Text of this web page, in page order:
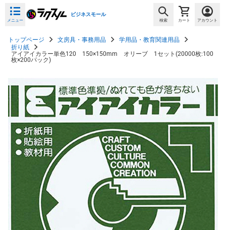
メニュー
ビジネスモール
検索 カート アカウント
トップページ 文房具・事務用品
学用品・教育関連用品
折り紙
アイアイカラー単色120 150×150mm オリーブ 1セット(20000枚:100
枚×200パック)